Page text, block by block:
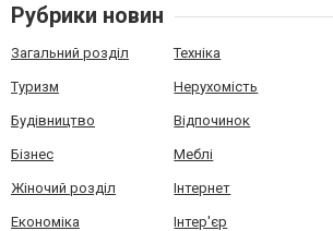
Рубрики новин
Загальний розділ Техніка
Туризм Нерухомість
Будівництво Відпочинок
Бізнес Меблі
Жіночий розділ Інтернет
Економіка Інтер'єр